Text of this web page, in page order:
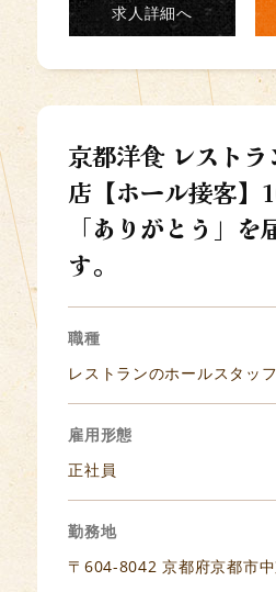
求人詳細へ
京都洋食 レスト
店【ホール接客】
「ありがとう」を
す。
職種
レストランのホールスタッフ
雇用形態
正社員
勤務地
〒604-8042 京都府京都市